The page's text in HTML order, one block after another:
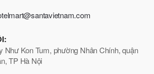
Như Kon Tum, phường Nhân Chính, quận
TP Hà Nội